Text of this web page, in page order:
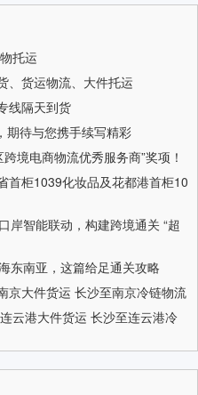
托运
、货运物流、大件托运
线隔天到货
期待与您携手续写精彩
境电商物流优秀服务商”奖项！
首柜1039化妆品及花都港首柜10
岸智能联动，构建跨境通关 “超
东南亚，这篇给足通关攻略
京大件货运 长沙至南京冷链物流
云港大件货运 长沙至连云港冷